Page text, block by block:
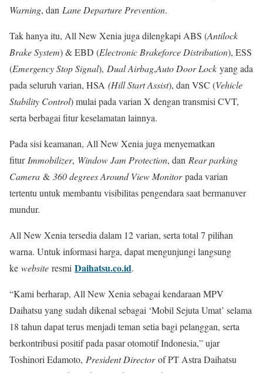
Warning, dan Lane Departure Prevention.
Tak hanya itu, All New Xenia juga dilengkapi ABS (Antilock
Brake System) & EBD (Electronic Brakeforce Distribution), ESS
(Emergency Stop Signal), Dual Airbag,Auto Door Lock yang ada
pada seluruh varian, HSA (Hill Start Assist), dan VSC (Vehicle
Stability Control) mulai pada varian X dengan transmisi CVT,
serta berbagai fitur keselamatan lainnya.
Pada sisi keamanan, All New Xenia juga menyematkan
fitur Immobilizer, Window Jam Protection, dan Rear parking
Camera & 360 degrees Around View Monitorpada varian
tertentu untuk membantu visibilitas pengendara saat bermanuver
mundur.
All New Xenia tersedia dalam 12 varian, serta total 7 pilihan
warna. Untuk informasi harga, dapat mengunjungi langsung
ke website resmi Daihatsu.co.id.
“Kami berharap, All New Xenia sebagai kendaraan MPV
Daihatsu yang sudah dikenal sebagai ‘Mobil Sejuta Umat’ selama
18 tahun dapat terus menjadi teman setia bagi pelanggan, serta
berkontribusi positif pada pasar otomotif Indonesia,” ujar
Toshinori Edamoto, President Directorof PT Astra Daihatsu